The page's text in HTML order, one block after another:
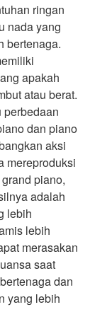
ringan
nada yang
bertenaga.
apakah
atau berat.
dan piano
aksi
mereproduksi
piano,
adalah
lebih
lebih
merasakan
saat
dan
yang lebih